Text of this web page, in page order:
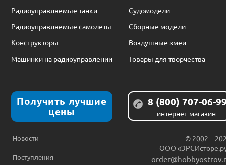
Радиоуправляемые танки
Судомодели
Радиоуправляемые самолеты
Сборные модели
Конструкторы
Воздушные змеи
Машинки на радиоуправлении
Товары для творчества
Получить лучшие
цены
8 (800) 707-06-
интернет-магазин
Новости
Поступления
© 2002 –
ООО